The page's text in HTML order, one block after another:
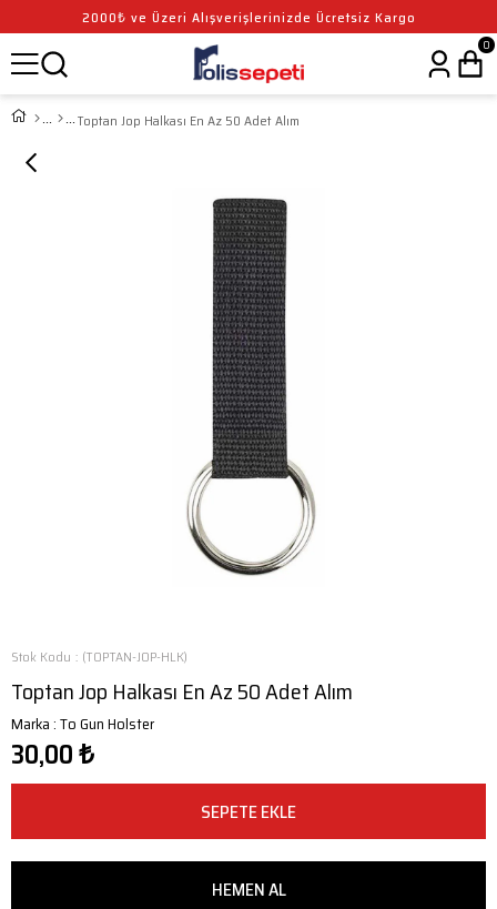
2000₺ ve Üzeri Alışverişlerinizde Ücretsiz Kargo
0
Toptan Jop Halkası En Az 50 Adet Alım
Stok Kodu (TOPTAN-JOP-HLK)
Toptan Jop Halkası En Az 50 Adet Alım
Marka:To Gun Holster
30,00 ₺